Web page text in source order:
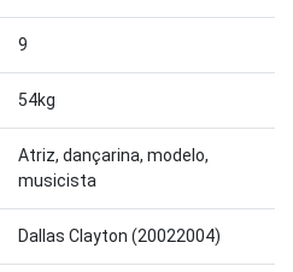
9
54kg
Atriz, dançarina, modelo,
musicista
Dallas Clayton (20022004)